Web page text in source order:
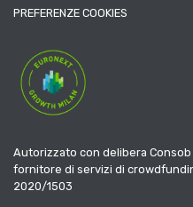
PREFERENZE COOKIES
Autorizzato con delibera
fornitore di servizi di
2020/1503